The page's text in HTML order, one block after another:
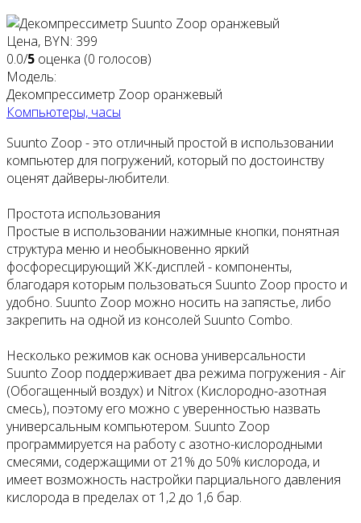
Цена, BYN: 399
0.0/5 оценка (0 голосов)
Модель:
Декомпрессиметр Zoop оранжевый
Компьютеры, часы
Suunto Zoop - это отличный простой в использовании
компьютер для погружений, который по достоинству
оценят дайверы-любители.
Простота использования
Простые в использовании нажимные кнопки, понятная
структура меню и необыкновенно яркий
фосфоресцирующий ЖК-дисплей - компоненты,
благодаря которым пользоваться Suunto Zoop просто и
удобно. Suunto Zoop можно носить на запястье, либо
закрепить на одной из консолей Suunto Combo.
Несколько режимов как основа универсальности
Suunto Zoop поддерживает два режима погружения - Air
(Обогащенный воздух) и Nitrox (Кислородно-азотная
смесь), поэтому его можно с уверенностью назвать
универсальным компьютером. Suunto Zoop
программируется на работу с азотно-кислородными
смесями, содержащими от 21% до 50% кислорода, и
имеет возможность настройки парциального давления
кислорода в пределах от 1,2 до 1,6 бар.